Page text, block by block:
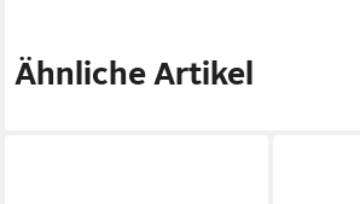
Ähnliche Artikel